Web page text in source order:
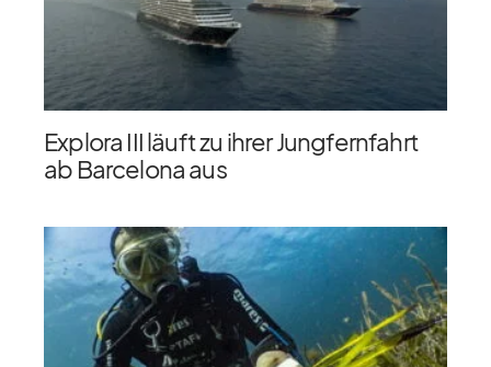
Explora III läuft zu ihrer Jungfernfahrt
ab Barcelona aus